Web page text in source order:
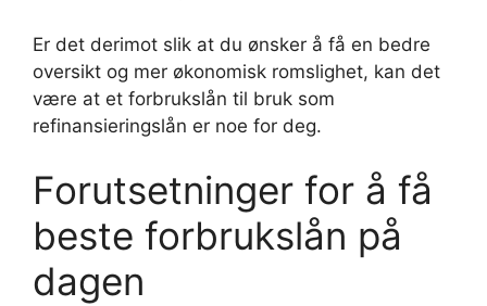
Er det derimot slik at du ønsker å få en bedre
oversikt og mer økonomisk romslighet, kan det
være at et forbrukslån til bruk som
refinansieringslån er noe for deg.
Forutsetninger for å få
beste forbrukslån på
dagen